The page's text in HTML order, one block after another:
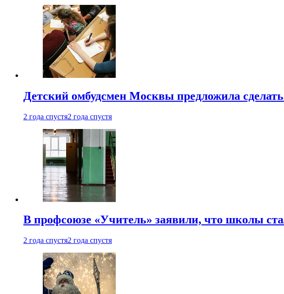
Детский омбудсмен Москвы предложила
2 года спустя2 года спустя
В профсоюзе «Учитель» заявили, что школы
2 года спустя2 года спустя